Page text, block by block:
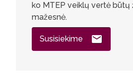
ko MTEP veiklų vertė būtų
mažesnė.
Susisiekime